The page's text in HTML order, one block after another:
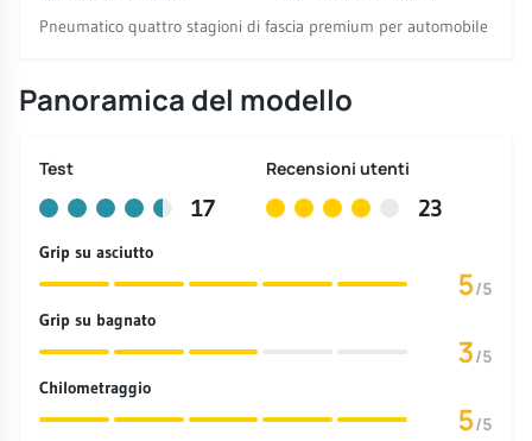
Pneumatico quattro stagioni di fascia premium per automobile
Panoramica del modello
Test
17
Recensioni utenti
23
Grip su asciutto
5/5
Grip su bagnato
3/5
Chilometraggio
5/5